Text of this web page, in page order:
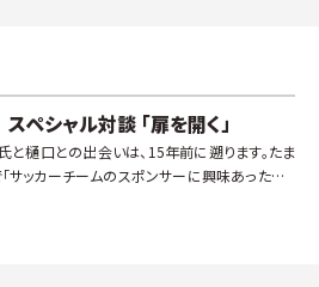
シャル対談 「扉を開く」
と樋口との出会いは、15年前に遡ります。たま
ッカーチームのスポンサーに興味あったりし
と盛り上がったことがありました。というの